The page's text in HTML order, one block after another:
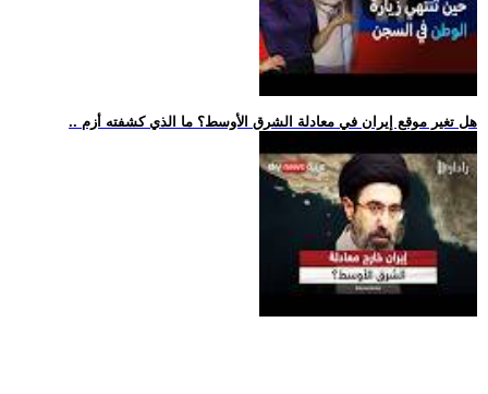
.. هل تغير موقع إيران في معادلة الشرق الأوسط؟ ما الذي كشفته أزم